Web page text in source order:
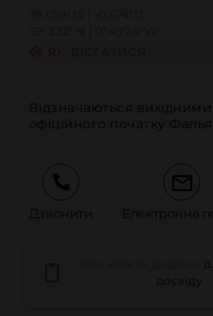
Відзначаються вихідними
офіційного початку
Дзвонити Електронна
Повідомити про
досвіду